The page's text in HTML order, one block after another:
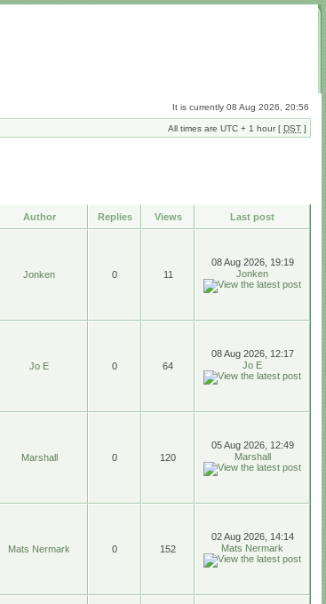
It is currently 08 Aug 2026, 20:56
All times are UTC + 1 hour [ DST ]
Author Replies Views Last post
Jonken 0 11
08 Aug 2026, 19:19
Jonken
Jo E 0 64
08 Aug 2026, 12:17
Jo E
Marshall 0 120
05 Aug 2026, 12:49
Marshall
Mats Nermark 0 152
02 Aug 2026, 14:14
Mats Nermark